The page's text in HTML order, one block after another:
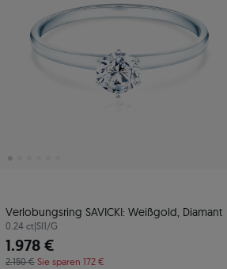
Verlobungsring SAVICKI: Weißgold, Diamant
0.24 ct|SI1/G
1.978 €
2.150 € Sie sparen 172 €